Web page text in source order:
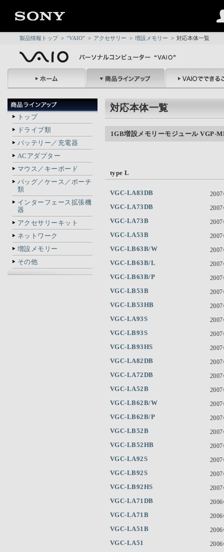
製品情報トップ > “VAIO” > アクセサリー > 増設メモリー > 対応本体一覧
トップ
ドライブ類
バッテリー／充電器
ACアダプター
マウス／キーボード
バッグ／ケース／ポーチ
類
インターフェース拡張機
器
アクセサリーキット
ネットワーク
増設メモリー
その他
対応本体一覧
1GB増設メモリーモジュール VGP-
type L
VGC-LA83DB
VGC-LA73DB
VGC-LA73B
VGC-LA53B
VGC-LB63B/W
VGC-LB63B/L
VGC-LB63B/P
VGC-LB53B
VGC-LB53HB
VGC-LA93S
VGC-LB93S
VGC-LB93HS
VGC-LA82DB
VGC-LA72DB
VGC-LA52B
VGC-LB62B/W
VGC-LB62B/P
VGC-LB52B
VGC-LB52HB
VGC-LA92S
VGC-LB92S
VGC-LB92HS
VGC-LA71DB
VGC-LA71B
VGC-LA51B
VGC-LA51